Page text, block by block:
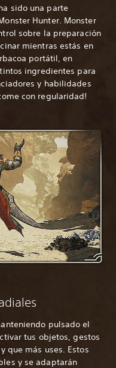
sido una parte
Hunter. Monster
sobre la preparación
mientras estás en
portátil, en
ingredientes para
y habilidades
con regularidad!
pulsado el
tus objetos, gestos
que más uses. Estos
y se adaptarán